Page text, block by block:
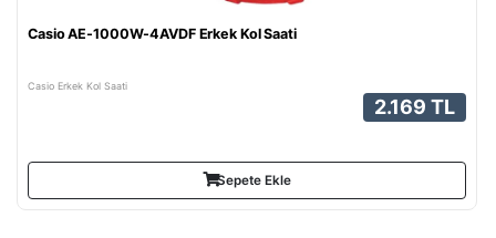
Casio AE-1000W-4AVDF Erkek Kol Saati
Casio Erkek Kol Saati
2.169 TL
Sepete Ekle